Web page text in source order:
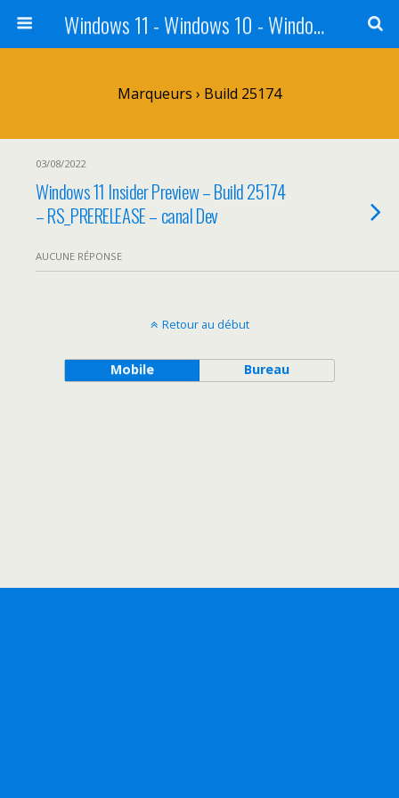
Windows 11 - Windows 10 - Windows 8 - Windows 7 - VISTA
Marqueurs › Build 25174
03/08/2022
Windows 11 Insider Preview – Build 25174
– RS_PRERELEASE – canal Dev
AUCUNE RÉPONSE
Retour au début
Mobile Bureau